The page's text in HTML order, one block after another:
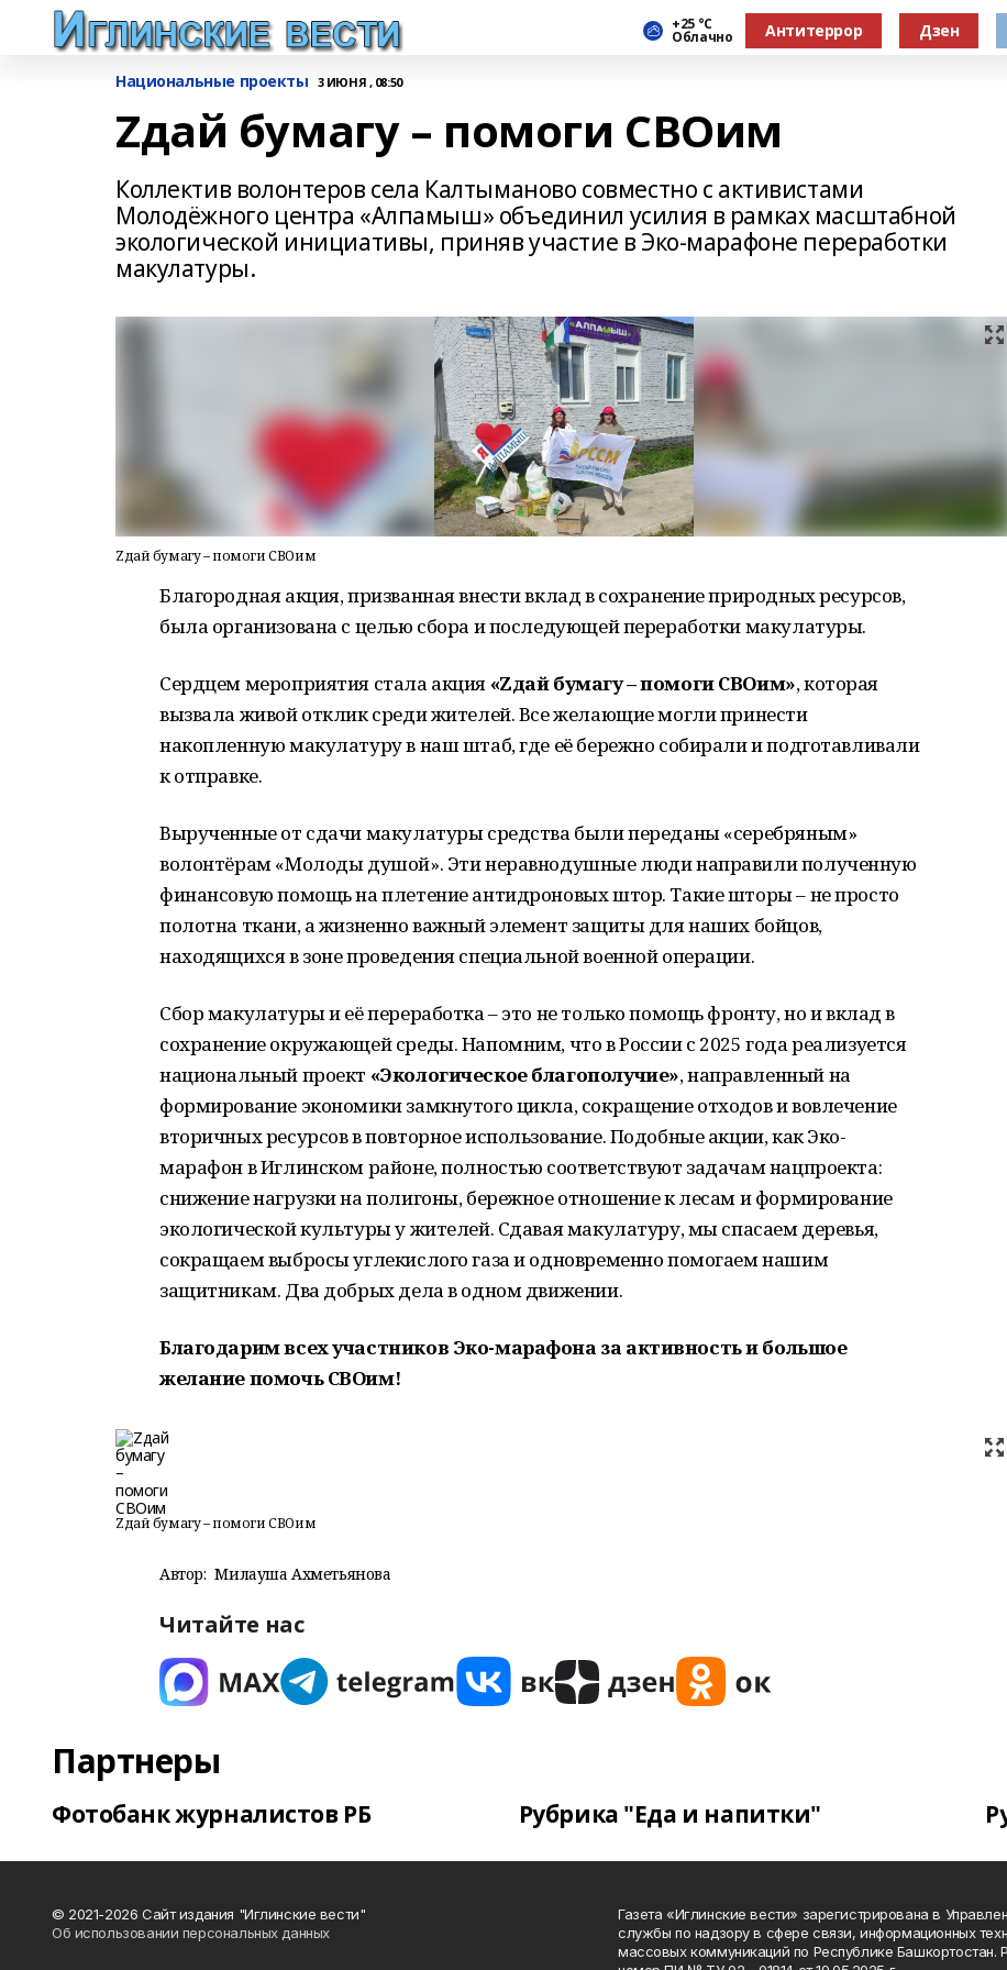
+25 °С
Облачно Антитеррор Дзен
Национальные проекты 3 ИЮНЯ , 08:50
Zдай бумагу – помоги СВОим
Коллектив волонтеров села Калтыманово совместно с активистами
Молодёжного центра «Алпамыш» объединил усилия в рамках масштабной
экологической инициативы, приняв участие в Эко-марафоне переработки
макулатуры.
Zдай бумагу – помоги СВОим
Благородная акция, призванная внести вклад в сохранение природных ресурсов,
была организована с целью сбора и последующей переработки макулатуры.
Сердцем мероприятия стала акция «Zдай бумагу – помоги СВОим», которая
вызвала живой отклик среди жителей. Все желающие могли принести
накопленную макулатуру в наш штаб, где её бережно собирали и подготавливали
к отправке.
Вырученные от сдачи макулатуры средства были переданы «серебряным»
волонтёрам «Молоды душой». Эти неравнодушные люди направили полученную
финансовую помощь на плетение антидроновых штор. Такие шторы – не просто
полотна ткани, а жизненно важный элемент защиты для наших бойцов,
находящихся в зоне проведения специальной военной операции.
Сбор макулатуры и её переработка – это не только помощь фронту, но и вклад в
сохранение окружающей среды. Напомним, что в России с 2025 года реализуется
национальный проект «Экологическое благополучие», направленный на
формирование экономики замкнутого цикла, сокращение отходов и вовлечение
вторичных ресурсов в повторное использование. Подобные акции, как Эко-
марафон в Иглинском районе, полностью соответствуют задачам нацпроекта:
снижение нагрузки на полигоны, бережное отношение к лесам и формирование
экологической культуры у жителей. Сдавая макулатуру, мы спасаем деревья,
сокращаем выбросы углекислого газа и одновременно помогаем нашим
защитникам. Два добрых дела в одном движении.
Благодарим всех участников Эко-марафона за активность и большое
желание помочь СВОим!
Zдай бумагу – помоги СВОим
Автор: Милауша Ахметьянова
Читайте нас
Партнеры
Фотобанк журналистов РБ Рубрика "Еда и напитки"
© 2021-2026 Сайт издания "Иглинские вести"
Об использовании персональных данных
Газета «Иглинские вести» зарегистрирована в
службы по надзору в сфере связи, информационных
массовых коммуникаций по Республике Башкортостан.